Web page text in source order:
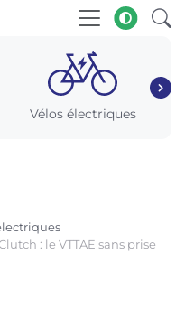
Vélos électriques
: le VTTAE sans prise